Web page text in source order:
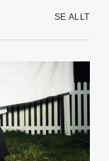
SE ALLT